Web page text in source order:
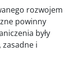
rozwojem
powinny
były
i